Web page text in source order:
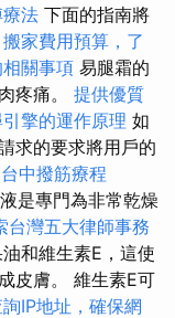
法 下面的指南將
搬家費用預算，了
關事項 易腿霜的
疼痛。 提供優質
擎的運作原理 如
求的要求將用戶的
台中撥筋療程
是專門為非常乾燥
台灣五大律師事務
和維生素E，這使
皮膚。 維生素E可
IP地址，確保網